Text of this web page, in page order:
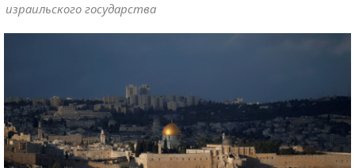
израильского государства